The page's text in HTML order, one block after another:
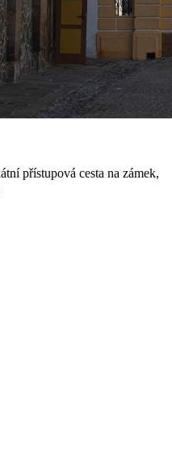
přístupová cesta na zámek,